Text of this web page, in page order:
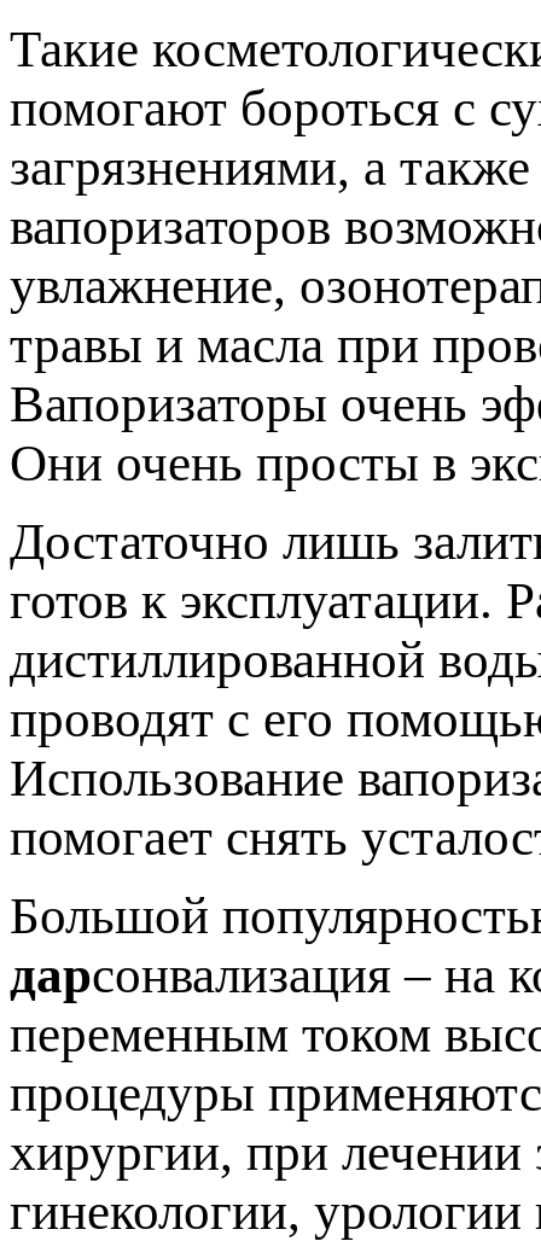
Такие
помогают бороться с
загрязнениями, а
вапоризаторов
увлажнение,
травы и масла при
Вапоризаторы очень
Они очень просты в
Достаточно лишь
готов к эксплуатации.
дистиллированной
проводят с его
Использование
помогает снять
Большой
дарсонвализация – на
переменным током
процедуры
хирургии, при лечении
гинекологии, урологии